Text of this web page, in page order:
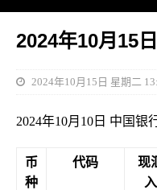
2024年10月15
2024年10月15日 星期二
2024年10月10日 中国银
币
种
代码
现